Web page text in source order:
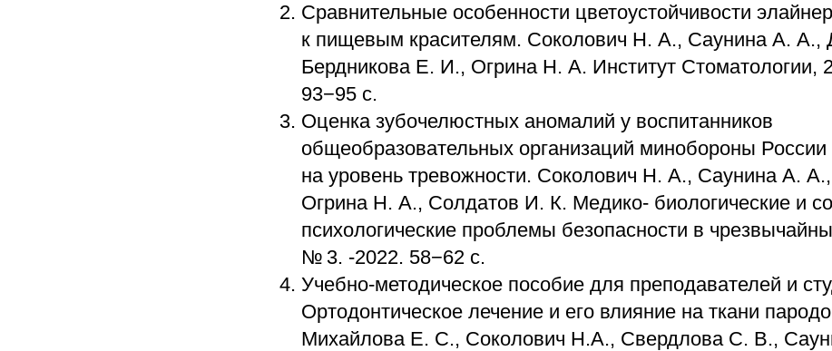
Сравнительные особенности цветоустойчивости
к пищевым красителям. Соколович Н. А., Саунина А. А.,
Бердникова Е. И., Огрина Н. А. Институт Стоматологии,
93−95 с.
Оценка зубочелюстных аномалий у воспитанников
общеобразовательных организаций минобороны России
на уровень тревожности. Соколович Н. А., Саунина А. А.,
Огрина Н. А., Солдатов И. К. Медико- биологические и
психологические проблемы безопасности в
№ 3. -2022. 58−62 с.
Учебно-методическое пособие для преподавателей и
Ортодонтическое лечение и его влияние на ткани
Михайлова Е. С., Cоколович Н.А., Свердлова С. В.,